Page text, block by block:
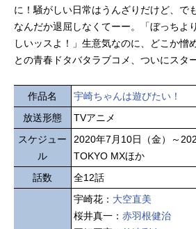
に！騒がしい日常はうんざりだけど、で
なんだか退屈しなくてーー。「ぼっちよ
しいッスよ！」生意気なのに、どこか憎
との青春ドタバタラブコメ、ついにスタ
作品名
宇崎ちゃんは遊びたい！
放送形態
TVアニメ
スケジュー
ル
2020年7月10日（金）～
TOKYO MXほか
話数
全12話
宇崎花： 大空直美
桜井真一： 赤羽根健治